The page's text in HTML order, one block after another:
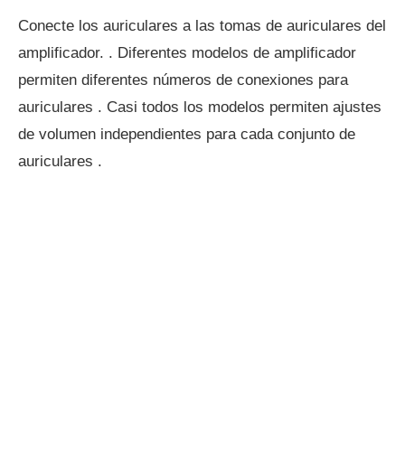
Conecte los auriculares a las tomas de auriculares del
amplificador. . Diferentes modelos de amplificador
permiten diferentes números de conexiones para
auriculares . Casi todos los modelos permiten ajustes
de volumen independientes para cada conjunto de
auriculares .